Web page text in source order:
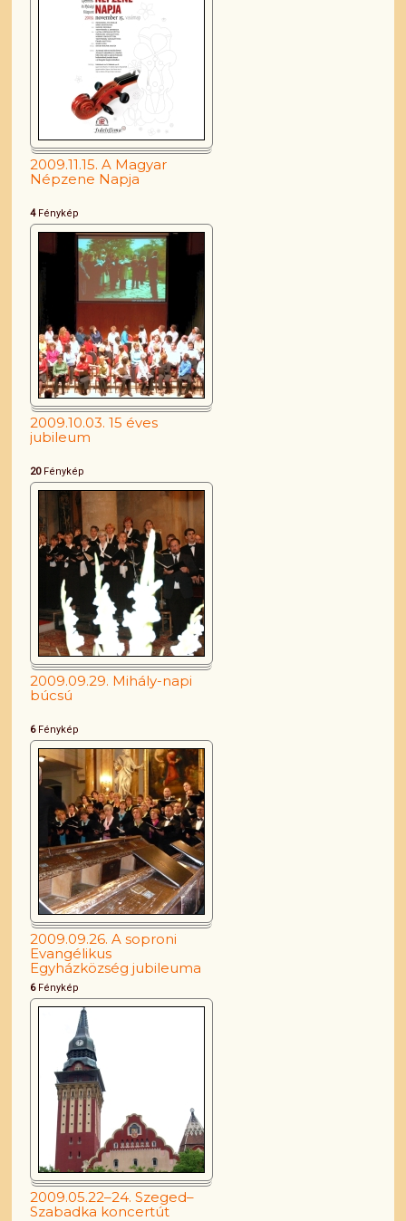
2009.11.15. A Magyar
Népzene Napja
4Fénykép
2009.10.03. 15 éves
jubileum
20Fénykép
2009.09.29. Mihály-napi
búcsú
6Fénykép
2009.09.26. A soproni
Evangélikus
Egyházközség jubileuma
6Fénykép
2009.05.22–24. Szeged–
Szabadka koncertút